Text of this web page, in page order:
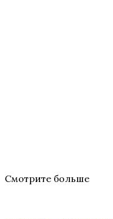
Смотрите больше